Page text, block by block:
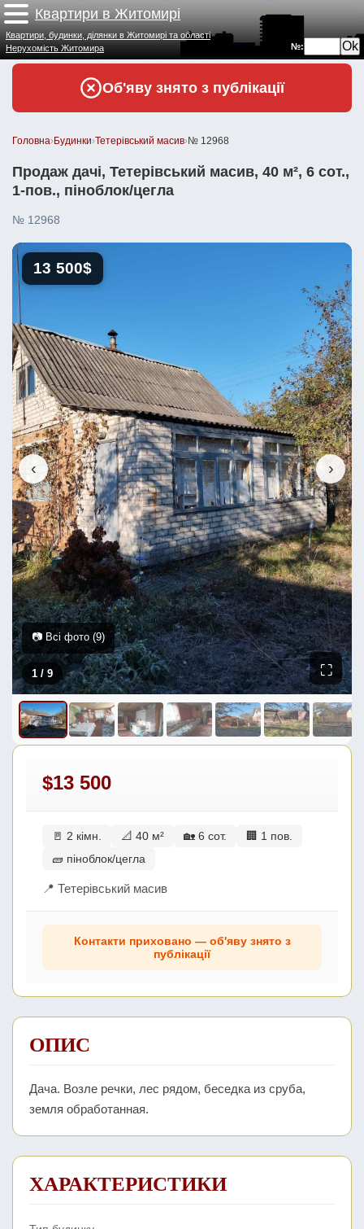
Квартири в Житомирі
№:
Квартири, будинки, ділянки в Житомирі та області
Нерухомість Житомира
Об'яву знято з публікації
Головна›Будинки›Тетерівський масив›№ 12968
Продаж дачі, Тетерівський масив, 40 м², 6 сот.,
1-пов., піноблок/цегла
№ 12968
‹ ›
13 500$
1 / 9 ⛶
📷 Всі фото (9)
$13 500
🚪 2 кімн. 📐 40 м² 🏡 6 сот.
🏢 1 пов.
🧱 піноблок/цегла
📍 Тетерівський масив
Контакти приховано — об'яву знято з
публікації
ОПИС
Дача. Возле речки, лес рядом, беседка из сруба,
земля обработанная.
ХАРАКТЕРИСТИКИ